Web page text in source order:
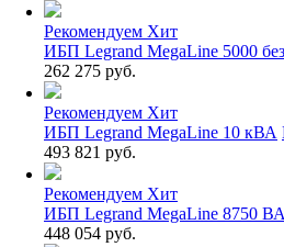
Рекомендуем Хит
ИБП Legrand MegaLine 5000
262 275 руб.
Рекомендуем Хит
ИБП Legrand MegaLine 10 кВА
493 821 руб.
Рекомендуем Хит
ИБП Legrand MegaLine 8750 ВА
448 054 руб.